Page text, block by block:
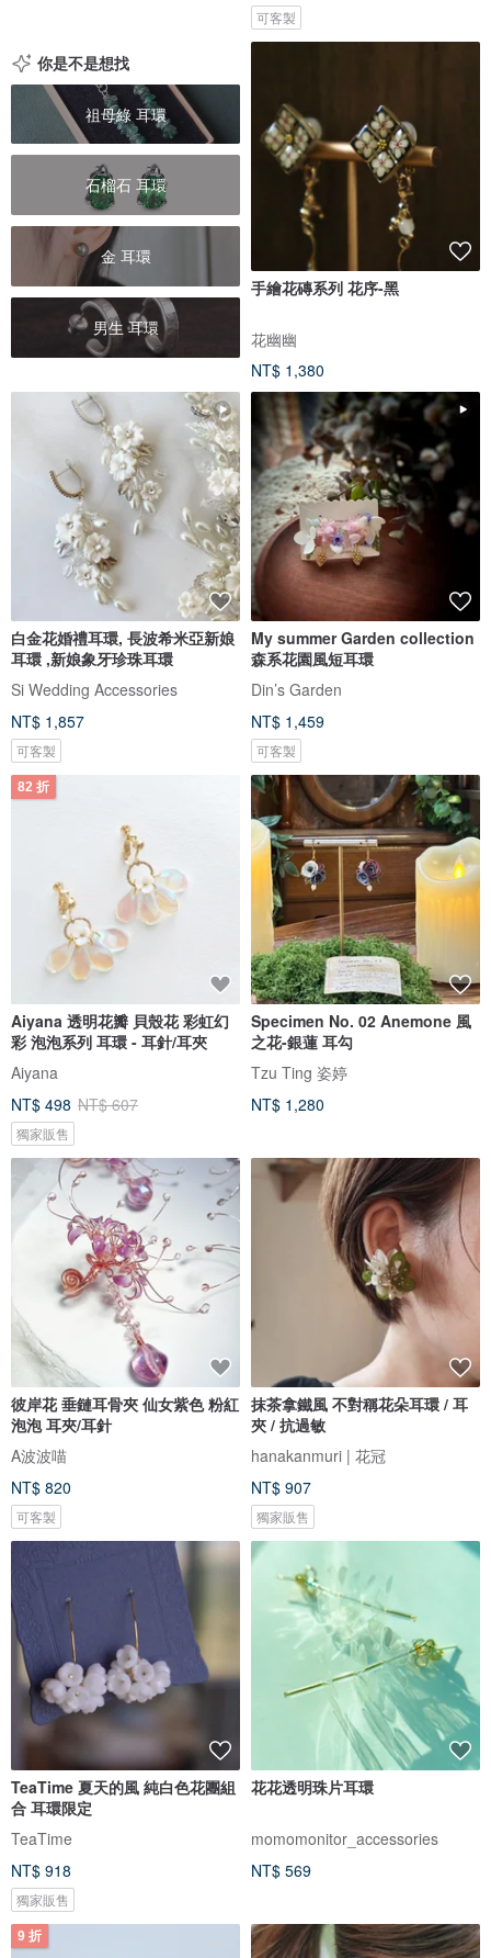
可客製
你是不是想找
祖母綠 耳環
石榴石 耳環
金 耳環
男生 耳環
手繪花磚系列 花序-黑
花幽幽
NT$ 1,380
白金花婚禮耳環, 長波希米亞新娘
耳環 ,新娘象牙珍珠耳環
Si Wedding Accessories
NT$ 1,857
可客製
My summer Garden collection
森系花園風短耳環
Din’s Garden
NT$ 1,459
可客製
82 折
Aiyana 透明花瓣 貝殼花 彩虹幻
彩 泡泡系列 耳環 - 耳針/耳夾
Aiyana
NT$ 498 NT$ 607
獨家販售
Specimen No. 02 Anemone 風
之花-銀蓮 耳勾
Tzu Ting 姿婷
NT$ 1,280
彼岸花 垂鏈耳骨夾 仙女紫色 粉紅
泡泡 耳夾/耳針
A波波喵
NT$ 820
可客製
抹茶拿鐵風 不對稱花朵耳環 / 耳
夾 / 抗過敏
hanakanmuri | 花冠
NT$ 907
獨家販售
TeaTime 夏天的風 純白色花團組
合 耳環限定
TeaTime
NT$ 918
獨家販售
花花透明珠片耳環
momomonitor_accessories
NT$ 569
9 折